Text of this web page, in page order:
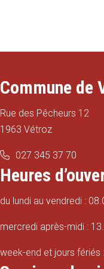
Commune de
Rue des Pêcheurs 12
1963 Vétroz
027 345 37 70
Heures
du lundi au vendredi :
mercredi après-midi :
week-end et jours fériés